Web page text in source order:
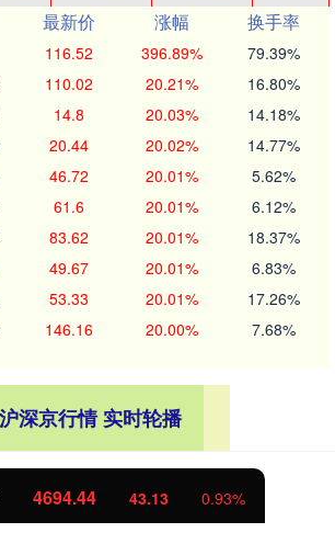
最新价 涨幅
换手率
116.52 396.89% 79.39%
110.02 20.21% 16.80%
14.8 20.03% 14.18%
20.44 20.02% 14.77%
46.72 20.01% 5.62%
61.6 20.01% 6.12%
83.62 20.01% 18.37%
49.67 20.01% 6.83%
53.33 20.01% 17.26%
146.16 20.00% 7.68%
沪深京行情 实时轮播
1134.24 11.37 1.01%